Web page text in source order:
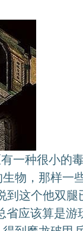
一种很小的
物，那样一
到这个他双
省应该算是